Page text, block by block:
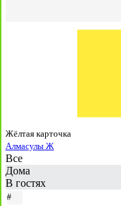
Жёлтая карточка
Алмасулы Ж
Все
Дома
В гостях
#